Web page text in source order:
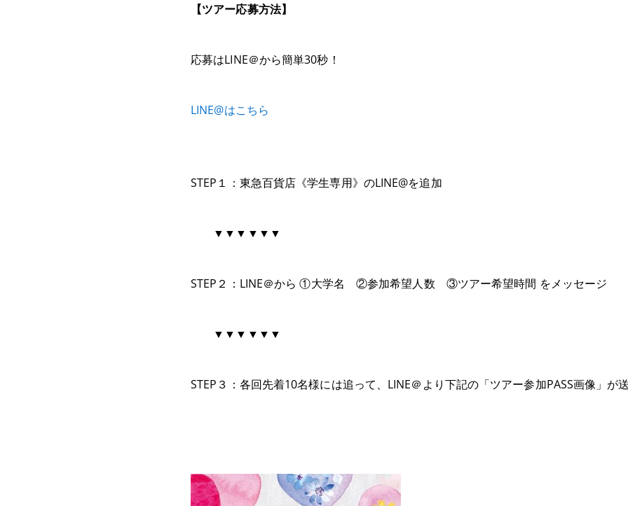
【ツアー応募方法】
応募はLINE＠から簡単30秒！
LINE@はこちら
STEP１：東急百貨店《学生専用》のLINE@を追加
▼▼▼▼▼▼
STEP２：LINE＠から ①大学名 ②参加希望人数 ③ツアー希望時間 をメッセージ
▼▼▼▼▼▼
STEP３：各回先着10名様には追って、LINE＠より下記の「ツアー参加PASS画像」が